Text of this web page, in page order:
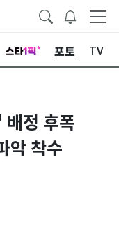
포토 TV
정 후폭
악 착수